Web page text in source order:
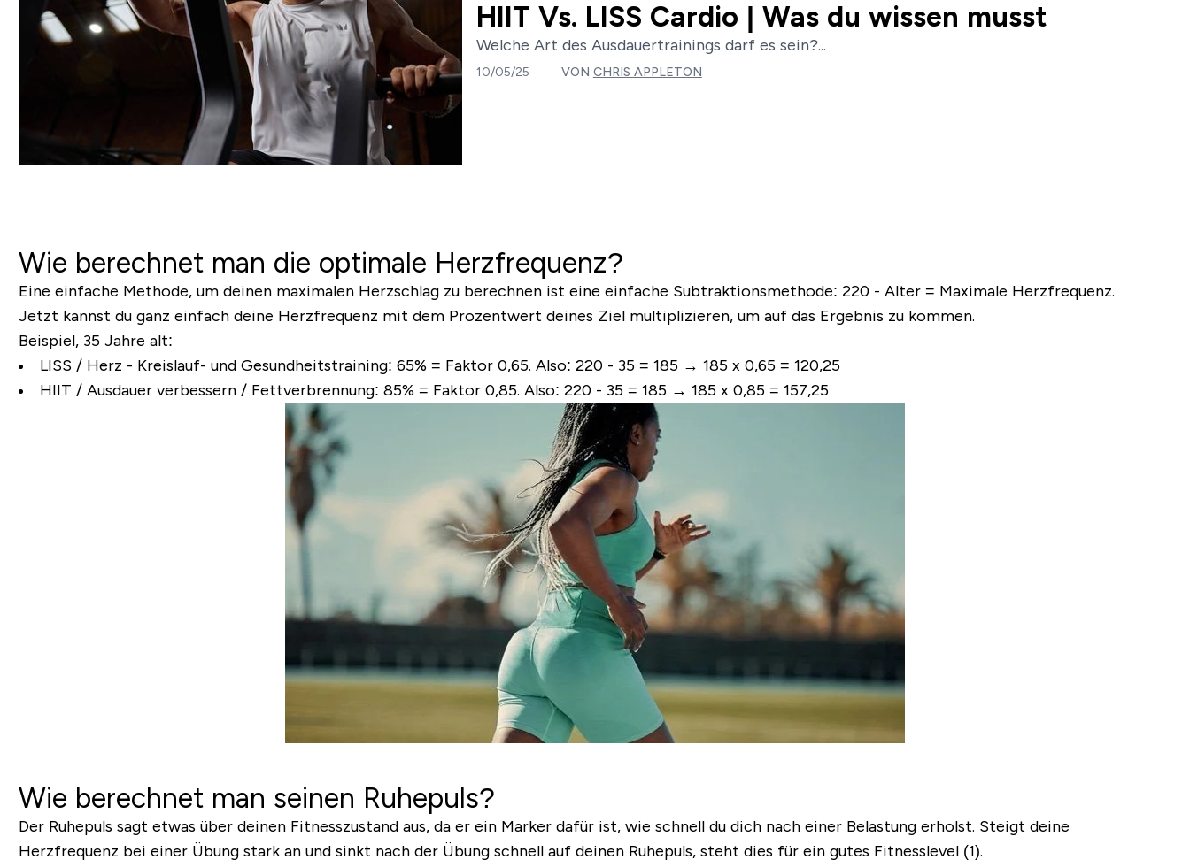
HIIT Vs. LISS Cardio | Was du wissen musst
Welche Art des Ausdauertrainings darf es sein?...
10/05/25 VON CHRIS APPLETON
Wie berechnet man die optimale Herzfrequenz?
Eine einfache Methode, um deinen maximalen Herzschlag zu berechnen ist eine einfache Subtraktionsmethode: 220 - Alter = Maximale Herzfrequenz.
Jetzt kannst du ganz einfach deine Herzfrequenz mit dem Prozentwert deines Ziel multiplizieren, um auf das Ergebnis zu kommen.
Beispiel, 35 Jahre alt:
LISS / Herz - Kreislauf- und Gesundheitstraining: 65% = Faktor 0,65. Also: 220 - 35 = 185 → 185 x 0,65 = 120,25
HIIT / Ausdauer verbessern / Fettverbrennung: 85% = Faktor 0,85. Also: 220 - 35 = 185 → 185 x 0,85 = 157,25
Wie berechnet man seinen Ruhepuls?
Der Ruhepuls sagt etwas über deinen Fitnesszustand aus, da er ein Marker dafür ist, wie schnell du dich nach einer Belastung erholst. Steigt deine
Herzfrequenz bei einer Übung stark an und sinkt nach der Übung schnell auf deinen Ruhepuls, steht dies für ein gutes Fitnesslevel (1).